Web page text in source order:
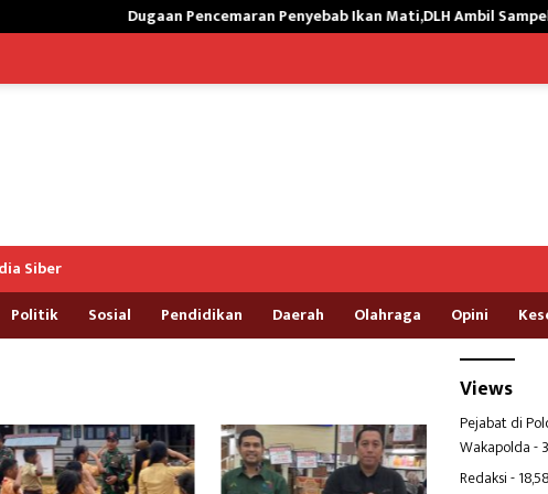
Dugaan Pencemaran Penyebab Ikan Mati,DLH Ambil Sampel Air Kali
Siber
Politik Sosial Pendidikan Daerah Olahraga Opini
Views
Pejabat di
Wakapolda-
Redaksi-